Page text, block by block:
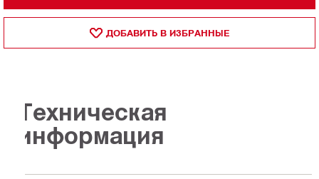
ДОБАВИТЬ В ИЗБРАННЫЕ
Техническая
информация